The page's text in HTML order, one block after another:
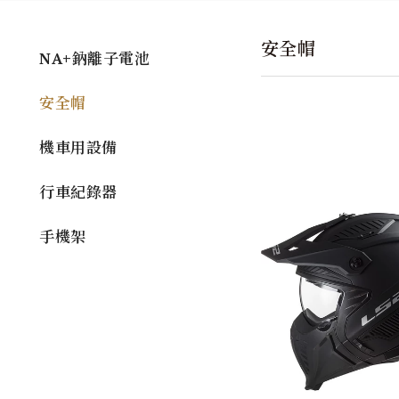
NA+鈉離子電池
安全帽
機車用設備
行車紀錄器
手機架
安全帽